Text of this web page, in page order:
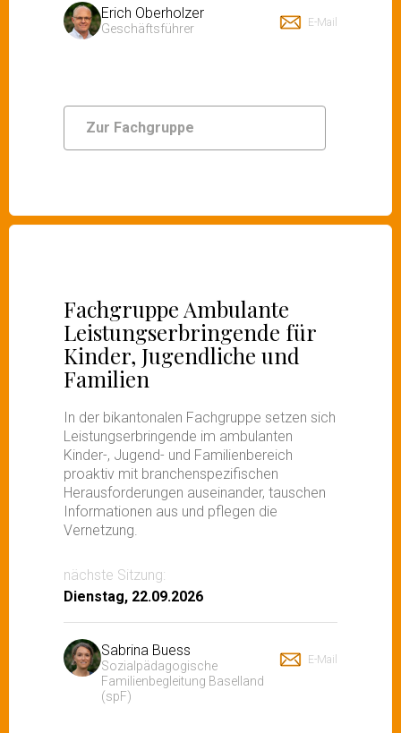
Erich Oberholzer
Geschäftsführer E-Mail
Zur Fachgruppe
Fachgruppe Ambulante
Leistungserbringende für
Kinder, Jugendliche und
Familien
In der bikantonalen Fachgruppe setzen sich
Leistungserbringende im ambulanten
Kinder-, Jugend- und Familienbereich
proaktiv mit branchenspezifischen
Herausforderungen auseinander, tauschen
Informationen aus und pflegen die
Vernetzung.
nächste Sitzung:
Dienstag, 22.09.2026
Sabrina Buess
Sozialpädagogische
Familienbegleitung Baselland
(spF)
E-Mail